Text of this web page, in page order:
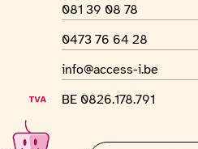
Telefonnummer
081 39 08 78
WhatsApp-Nummer
0473 76 64 28
E-Mail-Adresse
info@access-i.be
USt-IdNr.
BE 0826.178.791